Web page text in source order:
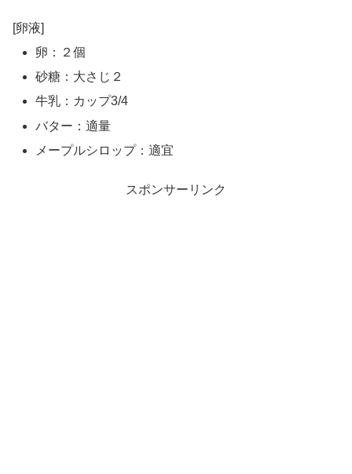
[卵液]
卵：２個
砂糖：大さじ２
牛乳：カップ3/4
バター：適量
メープルシロップ：適宜
スポンサーリンク